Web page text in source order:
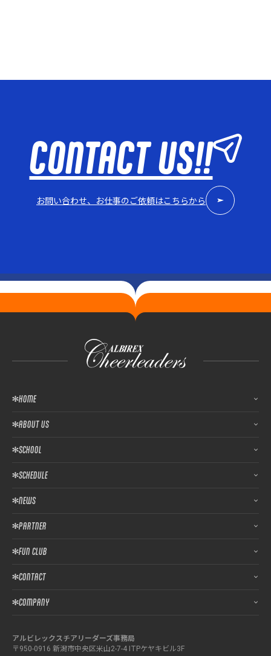
CONTACT US!!
お問い合わせ、お仕事のご依頼はこちらから
HOME
ABOUT US
SCHOOL
SCHEDULE
NEWS
PARTNER
FUN CLUB
CONTACT
COMPANY
アルビレックスチアリーダーズ事務局
〒950-0916 新潟市中央区米山2-7-4 ITPケヤキビル3F